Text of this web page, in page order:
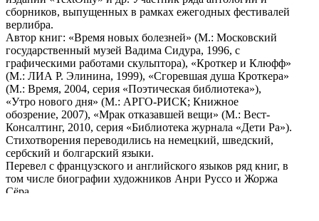
сборников, выпущенных в рамках ежегодных фестивалей
верлибра.
Автор книг: «Время новых болезней» (М.: Московский
государственный музей Вадима Сидура, 1996, с
графическими работами скульптора), «Кроткер и Клюфф»
(М.: ЛИА Р. Элинина, 1999), «Сгоревшая душа Кроткера»
(М.: Время, 2004, серия «Поэтическая библиотека»),
«Утро нового дня» (М.: АРГО-РИСК; Книжное
обозрение, 2007), «Мрак отказавшей вещи» (М.: Вест-
Консалтинг, 2010, серия «Библиотека журнала «Дети Ра»).
Стихотворения переводились на немецкий, шведский,
сербский и болгарский языки.
Перевел с французского и английского языков ряд книг, в
том числе биографии художников Анри Руссо и Жоржа
Сёра.